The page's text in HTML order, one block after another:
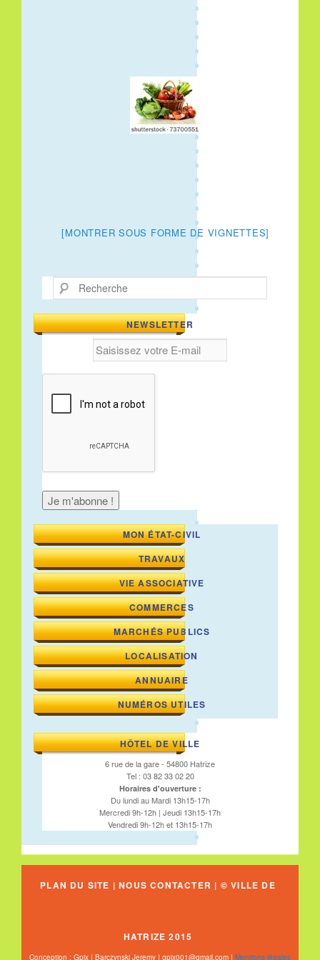
[MONTRER SOUS FORME DE VIGNETTES]
Recherche
NEWSLETTER
MON ÉTAT-CIVIL
TRAVAUX
VIE ASSOCIATIVE
COMMERCES
MARCHÉS PUBLICS
LOCALISATION
ANNUAIRE
NUMÉROS UTILES
HÔTEL DE VILLE
6 rue de la gare - 54800 Hatrize
Tel : 03 82 33 02 20
Horaires d'ouverture :
Du lundi au Mardi 13h15-17h
Mercredi 9h-12h | Jeudi 13h15-17h
Vendredi 9h-12h et 13h15-17h
PLAN DU SITE |NOUS CONTACTER | © VILLE DE
HATRIZE 2015
Conception : Gpix | Barczynski Jeremy | gpix001@gmail.com | Mentions légales